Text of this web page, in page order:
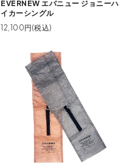
EVERNEW エバニュー ジョニーハ
イカーシングル
12,100円(税込)